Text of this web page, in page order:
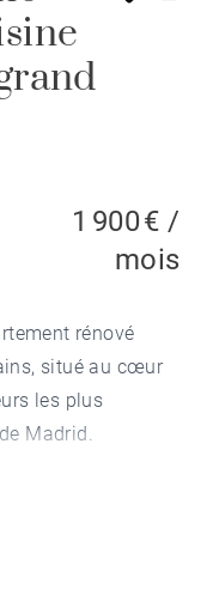
1 900 € /
mois
rénové
situé au cœur
les plus
Madrid.
grâce à son
le salon,